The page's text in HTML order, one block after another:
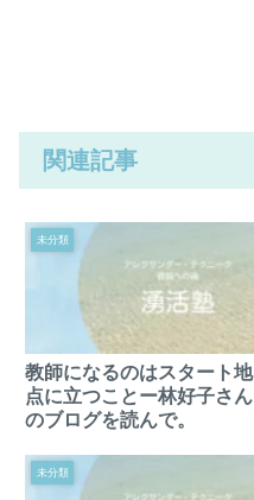
関連記事
未分類
教師になるのはスタート地
点に立つことー林好子さん
のブログを読んで。
未分類